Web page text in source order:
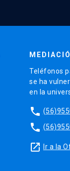
Teléfonos
se ha
en la
phone
phone
launch Ir a la